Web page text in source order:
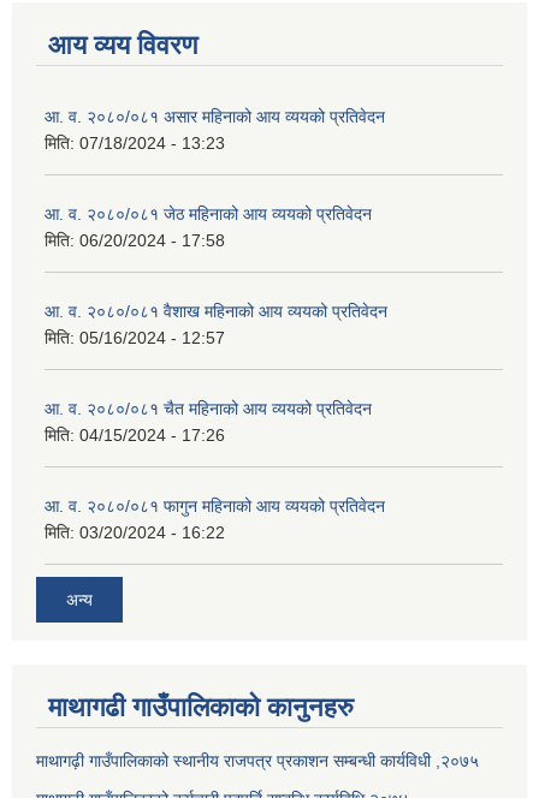
आय व्यय विवरण
आ. व. २०८०/०८१ असार महिनाको आय व्ययको प्रतिवेदन
मिति: 07/18/2024 - 13:23
आ. व. २०८०/०८१ जेठ महिनाको आय व्ययको प्रतिवेदन
मिति: 06/20/2024 - 17:58
आ. व. २०८०/०८१ वैशाख महिनाको आय व्ययको प्रतिवेदन
मिति: 05/16/2024 - 12:57
आ. व. २०८०/०८१ चैत महिनाको आय व्ययको प्रतिवेदन
मिति: 04/15/2024 - 17:26
आ. व. २०८०/०८१ फागुन महिनाको आय व्ययको प्रतिवेदन
मिति: 03/20/2024 - 16:22
अन्य
माथागढी गाउँपालिकाको कानुनहरु
माथागढ़ी गाउँपालिकाको स्थानीय राजपत्र प्रकाशन सम्बन्धी कार्यविधी ,२०७५